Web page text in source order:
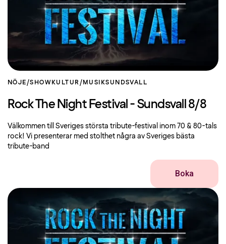
NÖJE/SHOW KULTUR/MUSIKSUNDSVALL
Rock The Night Festival - Sundsvall 8/8
Välkommen till Sveriges största tribute-festival inom 70 & 80-tals
rock! Vi presenterar med stolthet några av Sveriges bästa
tribute-band
Boka